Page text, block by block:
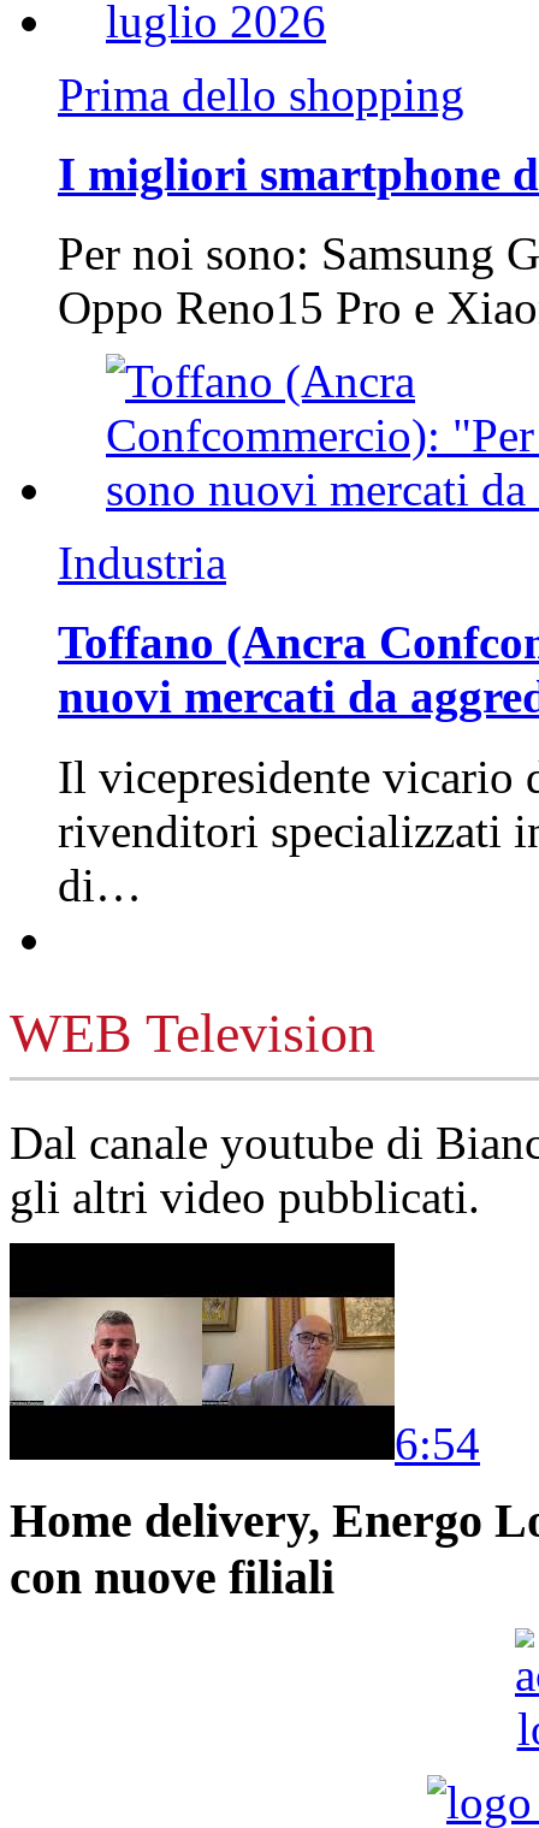
Prima dello shopping
I migliori smartphone
Per noi sono: Samsung
Oppo Reno15 Pro e
Industria
Toffano (Ancra
nuovi mercati da
Il vicepresidente vicario
rivenditori specializzati
di…
WEB Television
Dal canale youtube di
gli altri video pubblicati.
6:54
Home delivery, Energo
con nuove filiali